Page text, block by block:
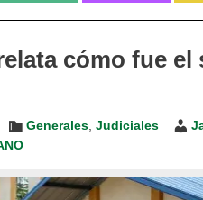
cómo fue el
Generales Judiciales